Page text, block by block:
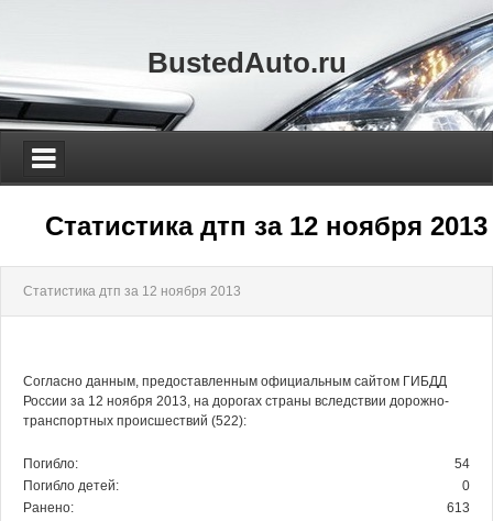
BustedAuto.ru
Статистика дтп за 12 ноября 2013
Статистика дтп за 12 ноября 2013
Согласно данным, предоставленным официальным сайтом ГИБДД
России за 12 ноября 2013, на дорогах страны вследствии дорожно-
транспортных происшествий (522):
Погибло:
54
Погибло детей:
0
Ранено:
613